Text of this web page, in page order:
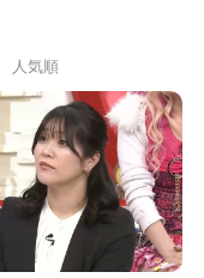
人気順